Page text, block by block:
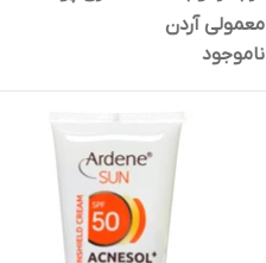
معمولی آردن
ناموجود